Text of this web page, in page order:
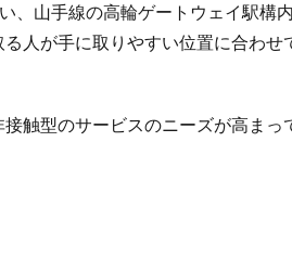
、山手線の高輪ゲートウェイ駅構
人が手に取りやすい位置に合わせ
触型のサービスのニーズが高ま